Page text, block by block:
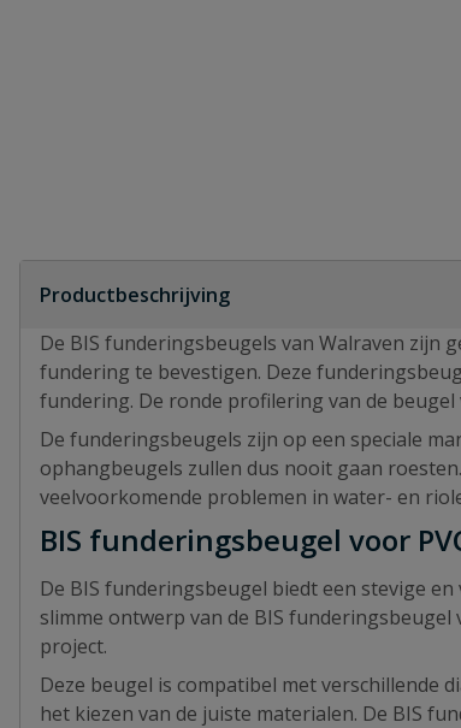
Productbeschrijving
De BIS funderingsbeugels van Walraven zijn
fundering te bevestigen. Deze
fundering. De ronde profilering van de
De funderingsbeugels zijn op een speciale
ophangbeugels zullen dus nooit gaan
veelvoorkomende problemen in water- en
BIS funderingsbeugel voor
De BIS funderingsbeugel biedt een stevige
slimme ontwerp van de BIS
project.
Deze beugel is compatibel met verschillende
het kiezen van de juiste materialen. De BIS